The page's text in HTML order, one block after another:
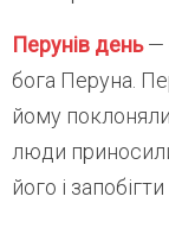
Перунів день—
бога Перуна.
йому
люди
його і